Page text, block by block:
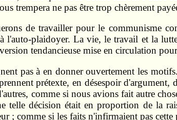
trempera ne pas être trop chèrement
de travailler pour le communisme
l'auto-plaidoyer. La vie, le travail et la
tendancieuse mise en circulation
pas à en donner ouvertement les
prétexte, en désespoir
comme si nous avions fait autre
décision était en proportion de la
; comme si les faits n'infirmaient pas